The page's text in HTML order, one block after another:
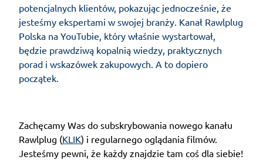
potencjalnych klientów, pokazując jednocześnie, że
jesteśmy ekspertami w swojej branży. Kanał Rawlplug
Polska na YouTubie, który właśnie wystartował,
będzie prawdziwą kopalnią wiedzy, praktycznych
porad i wskazówek zakupowych. A to dopiero
początek.
Zachęcamy Was do subskrybowania nowego kanału
Rawlplug (KLIK) i regularnego oglądania filmów.
Jesteśmy pewni, że każdy znajdzie tam coś dla siebie!